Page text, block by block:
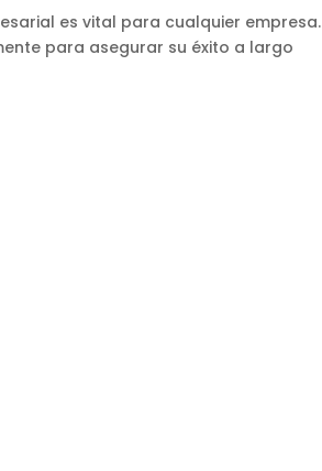
es vital para cualquier empresa.
para asegurar su éxito a largo